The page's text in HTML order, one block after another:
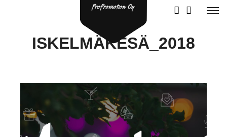
ISKELMÄKESÄ_2018